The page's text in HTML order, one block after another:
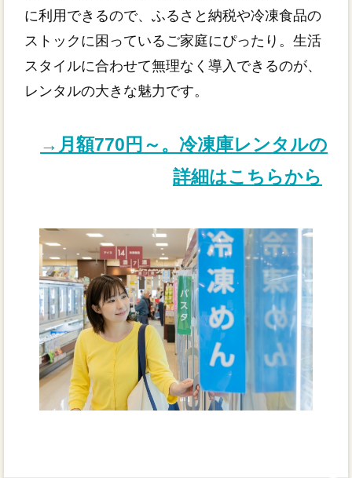
に利用できるので、ふるさと納税や冷凍食品の
ストックに困っているご家庭にぴったり。生活
スタイルに合わせて無理なく導入できるのが、
レンタルの大きな魅力です。
→月額770円～。冷凍庫レンタルの
詳細はこちらから